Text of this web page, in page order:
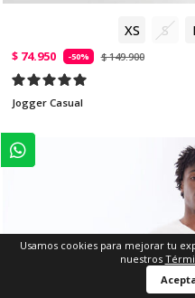
XS S
$ 74.950 -50% $ 149.900
Jogger Casual
Usamos cookies para mejorar tu
nuestros